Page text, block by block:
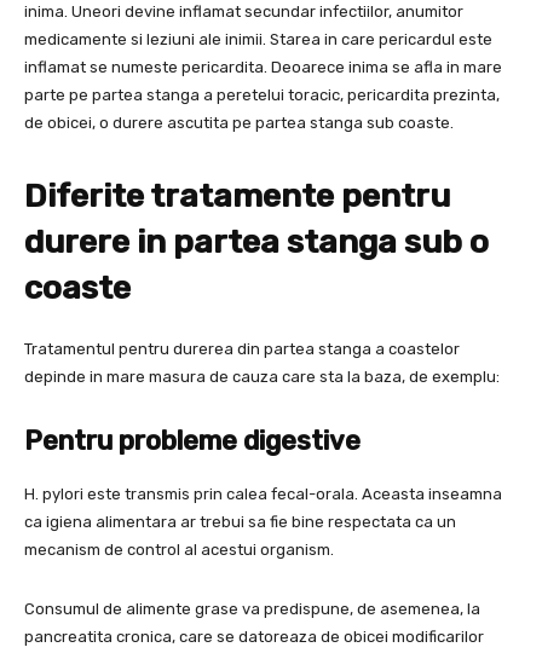
inima. Uneori devine inflamat secundar infectiilor, anumitor
medicamente si leziuni ale inimii. Starea in care pericardul este
inflamat se numeste pericardita. Deoarece inima se afla in mare
parte pe partea stanga a peretelui toracic, pericardita prezinta,
de obicei, o durere ascutita pe partea stanga sub coaste.
Diferite tratamente pentru
durere in partea stanga sub o
coaste
Tratamentul pentru durerea din partea stanga a coastelor
depinde in mare masura de cauza care sta la baza, de exemplu:
Pentru probleme digestive
H. pylori este transmis prin calea fecal-orala. Aceasta inseamna
ca igiena alimentara ar trebui sa fie bine respectata ca un
mecanism de control al acestui organism.
Consumul de alimente grase va predispune, de asemenea, la
pancreatita cronica, care se datoreaza de obicei modificarilor